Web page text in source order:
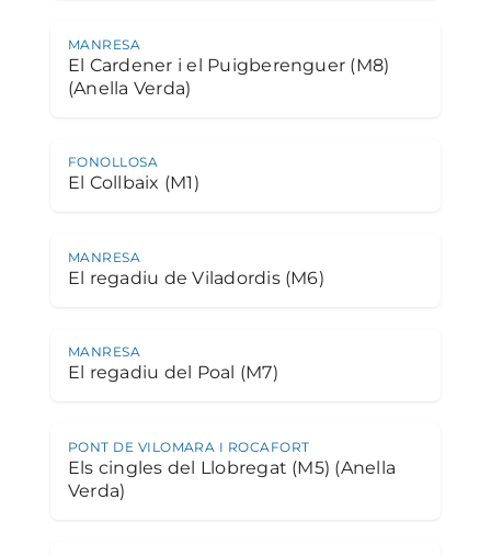
MANRESA
El Cardener i el Puigberenguer (M8)
(Anella Verda)
FONOLLOSA
El Collbaix (M1)
MANRESA
El regadiu de Viladordis (M6)
MANRESA
El regadiu del Poal (M7)
PONT DE VILOMARA I ROCAFORT
Els cingles del Llobregat (M5) (Anella
Verda)